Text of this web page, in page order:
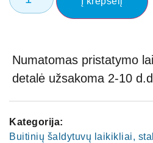
Numatomas pristatymo
detalė užsakoma 2-10
Kategorija:
Buitinių šaldytuvų laikikliai,